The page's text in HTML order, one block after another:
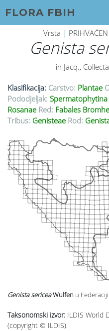
FLORA FBIH
Vrsta |
Genista
in Jacq.,
Klasifikacija: Carstvo: Plantae
Pododjeljak: Spermatophytina
Rosanae Red: Fabales
Tribus: Genisteae Rod:
Taksonomski izvor: ILDIS World
(copyright © ILDIS).
Genista sericeaWulfen u